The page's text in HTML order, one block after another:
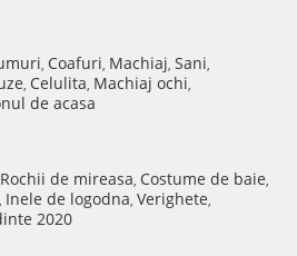
, Coafuri, Machiaj, Sani,
, Celulita, Machiaj ochi,
de acasa
Rochii de mireasa, Costume de baie,
, Inele de logodna, Verighete,
2020